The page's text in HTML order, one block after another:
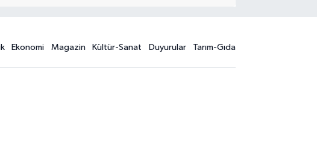
Ekonomi Magazin Kültür-Sanat Duyurular Tarım-Gıda